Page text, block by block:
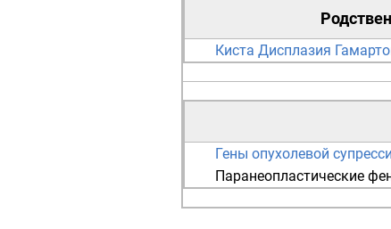
Киста Дисплазия
Гены опухолевой
Паранеопластические